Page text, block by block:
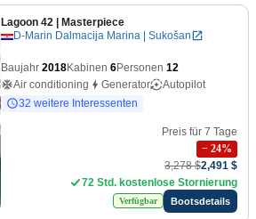
Lagoon 42 | Masterpiece
D-Marin Dalmacija Marina | Sukošan
Baujahr 2018Kabinen 6Personen 12
Air conditioning
Generator
Autopilot
32 weitere Interessenten
Preis für 7 Tage
− 24%
3,278 $2,491 $
72 Std. kostenlose Stornierung
Verfügbar Bootsdetails